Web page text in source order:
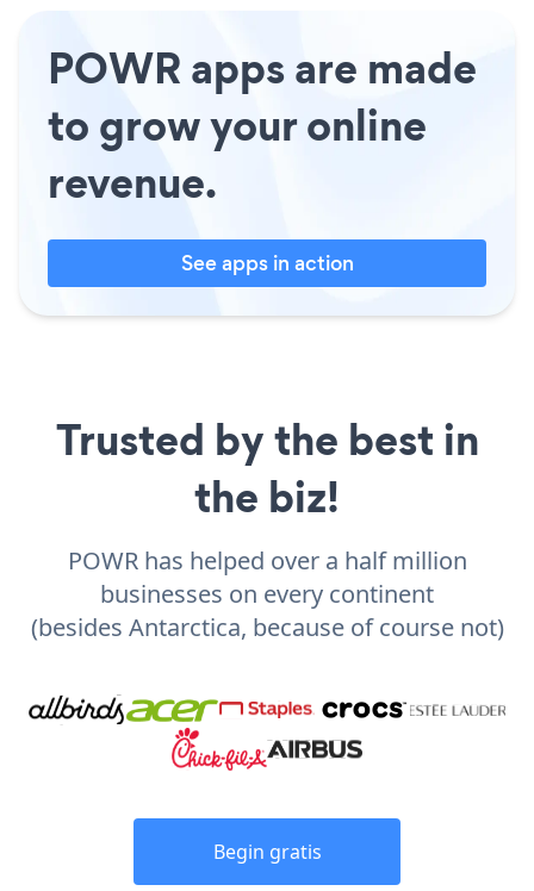
POWR apps are made
to grow your online
revenue.
See apps in action
Trusted by the best in
the biz!
POWR has helped over a half million
businesses on every continent
(besides Antarctica, because of course not)
Begin gratis